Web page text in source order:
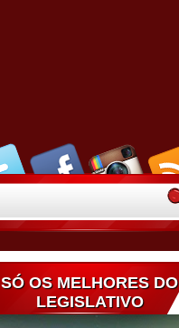
SÓ OS MELHORES DO
LEGISLATIVO